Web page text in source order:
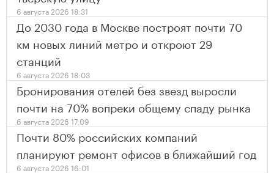
6 августа 2026 18:31
До 2030 года в Москве построят почти 70
км новых линий метро и откроют 29
станций
6 августа 2026 18:03
Бронирования отелей без звезд выросли
почти на 70% вопреки общему спаду рынка
6 августа 2026 17:09
Почти 80% российских компаний
планируют ремонт офисов в ближайший год
6 августа 2026 16:01